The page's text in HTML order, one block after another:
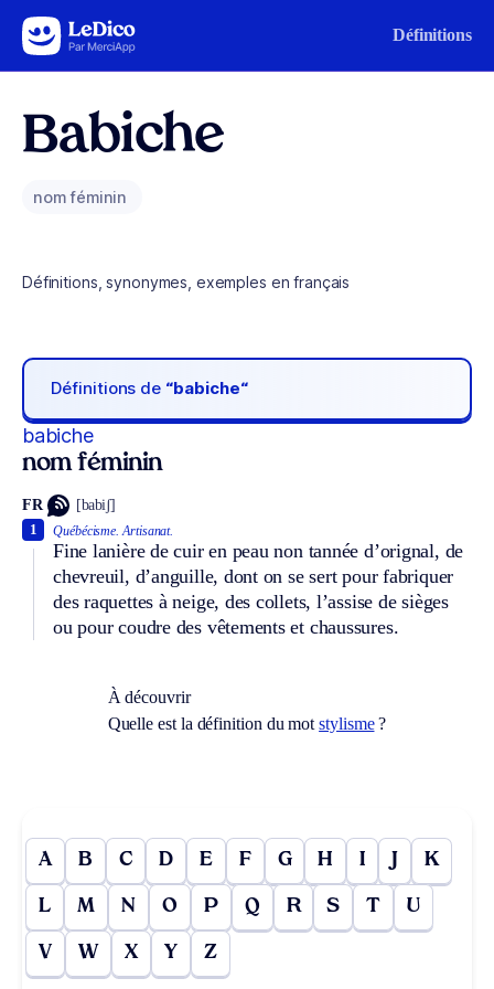
Aller au contenu Définitions
Babiche
nom féminin
Définitions, synonymes, exemples en français
Définitions de “babiche“
babiche
nom féminin
FR [babiʃ]
Québécisme. Artisanat.
Fine lanière de cuir en peau non tannée d’orignal, de
chevreuil, d’anguille, dont on se sert pour fabriquer
des raquettes à neige, des collets, l’assise de sièges
ou pour coudre des vêtements et chaussures.
1
À découvrir
Quelle est la définition du motstylisme?
A B C D E F G H I J K
L M N O P Q R S T U
V W X Y Z